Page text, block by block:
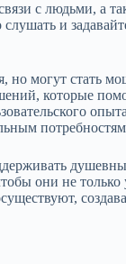
с людьми, а
и
но могут стать
которые
они не